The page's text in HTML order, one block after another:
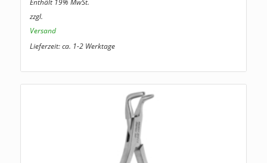
zzgl.
Versand
Lieferzeit: ca. 1-2 Werktage